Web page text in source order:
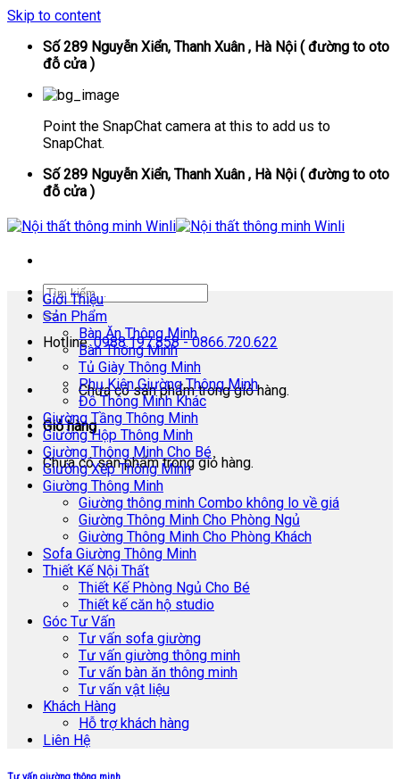
Skip to content
Số 289 Nguyễn Xiển, Thanh Xuân , Hà Nội ( đường to oto
đỗ cửa )
Point the SnapChat camera at this to add us to
SnapChat.
Số 289 Nguyễn Xiển, Thanh Xuân , Hà Nội ( đường to oto
đỗ cửa )
Hotline:0988.197.858 - 0866.720.622
Chưa có sản phẩm trong giỏ hàng.
Giỏ hàng
Chưa có sản phẩm trong giỏ hàng.
Giới Thiệu
Sản Phẩm
Bàn Ăn Thông Minh
Bàn Thông Minh
Tủ Giày Thông Minh
Phụ Kiện Giường Thông Minh
Đồ Thông Minh Khác
Giường Tầng Thông Minh
Giường Hộp Thông Minh
Giường Thông Minh Cho Bé
Giường Xếp Thông Minh
Giường Thông Minh
Giường thông minh Combo không lo về giá
Giường Thông Minh Cho Phòng Ngủ
Giường Thông Minh Cho Phòng Khách
Sofa Giường Thông Minh
Thiết Kế Nội Thất
Thiết Kế Phòng Ngủ Cho Bé
Thiết kế căn hộ studio
Góc Tư Vấn
Tư vấn sofa giường
Tư vấn giường thông minh
Tư vấn bàn ăn thông minh
Tư vấn vật liệu
Khách Hàng
Hỗ trợ khách hàng
Liên Hệ